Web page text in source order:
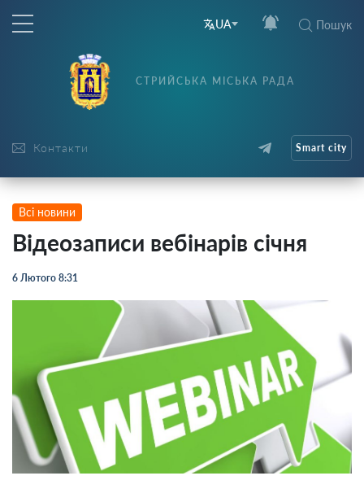
UA Пошук
Контакти
СТРИЙСЬКА МІСЬКА РАДА
Smart city
Всі новини
Відеозаписи вебінарів січня
6 Лютого 8:31